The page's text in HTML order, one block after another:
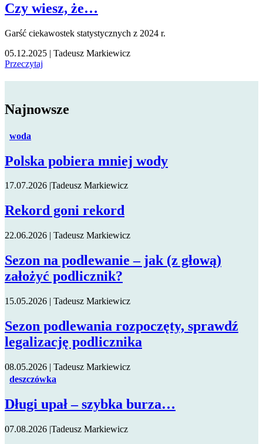
Czy wiesz, że…
Garść ciekawostek statystycznych z 2024 r.
05.12.2025 | Tadeusz Markiewicz
Przeczytaj
Najnowsze
woda
Polska pobiera mniej wody
17.07.2026 Tadeusz Markiewicz
Rekord goni rekord
22.06.2026 | Tadeusz Markiewicz
Sezon na podlewanie – jak (z głową)
założyć podlicznik?
15.05.2026 | Tadeusz Markiewicz
Sezon podlewania rozpoczęty, sprawdź
legalizację podlicznika
08.05.2026 | Tadeusz Markiewicz
deszczówka
Długi upał – szybka burza…
07.08.2026 |Tadeusz Markiewicz